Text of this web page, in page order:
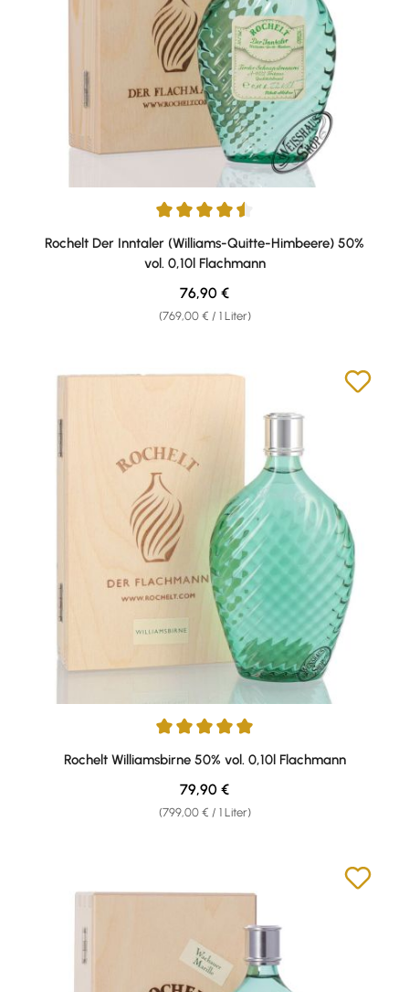
Durchschnittliche Bewertung von 4.5 von 5 Sternen
Rochelt Der Inntaler (Williams-Quitte-Himbeere) 50%
vol. 0,10l Flachmann
(769,00 € / 1 Liter)
Regulärer Preis:
76,90 €
Durchschnittliche Bewertung von 5 von 5 Sternen
Rochelt Williamsbirne 50% vol. 0,10l Flachmann
(799,00 € / 1 Liter)
Regulärer Preis:
79,90 €